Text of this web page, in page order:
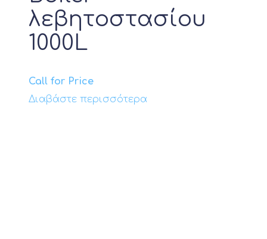
λεβητοστασίου
1000L
Call for Price
Διαβάστε περισσότερα